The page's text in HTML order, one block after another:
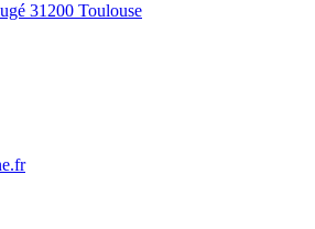
31200 Toulouse